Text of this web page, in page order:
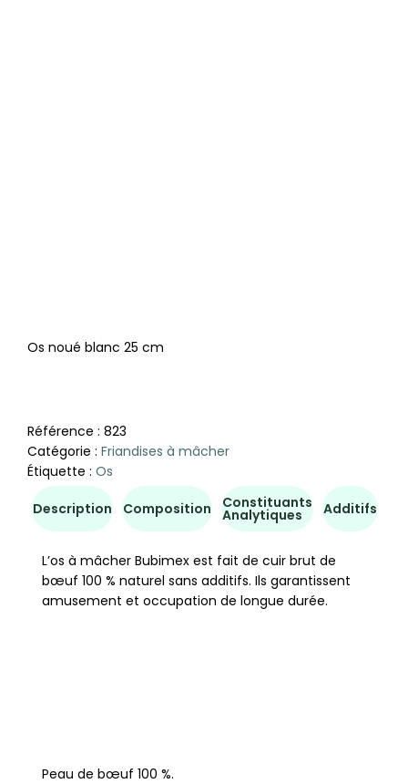
Os noué blanc 25 cm
Référence : 823
Catégorie : Friandises à mâcher
Étiquette : Os
Description Composition Constituants
Analytiques Additifs
L’os à mâcher Bubimex est fait de cuir brut de
bœuf 100 % naturel sans additifs. Ils garantissent
amusement et occupation de longue durée.
Peau de bœuf 100 %.